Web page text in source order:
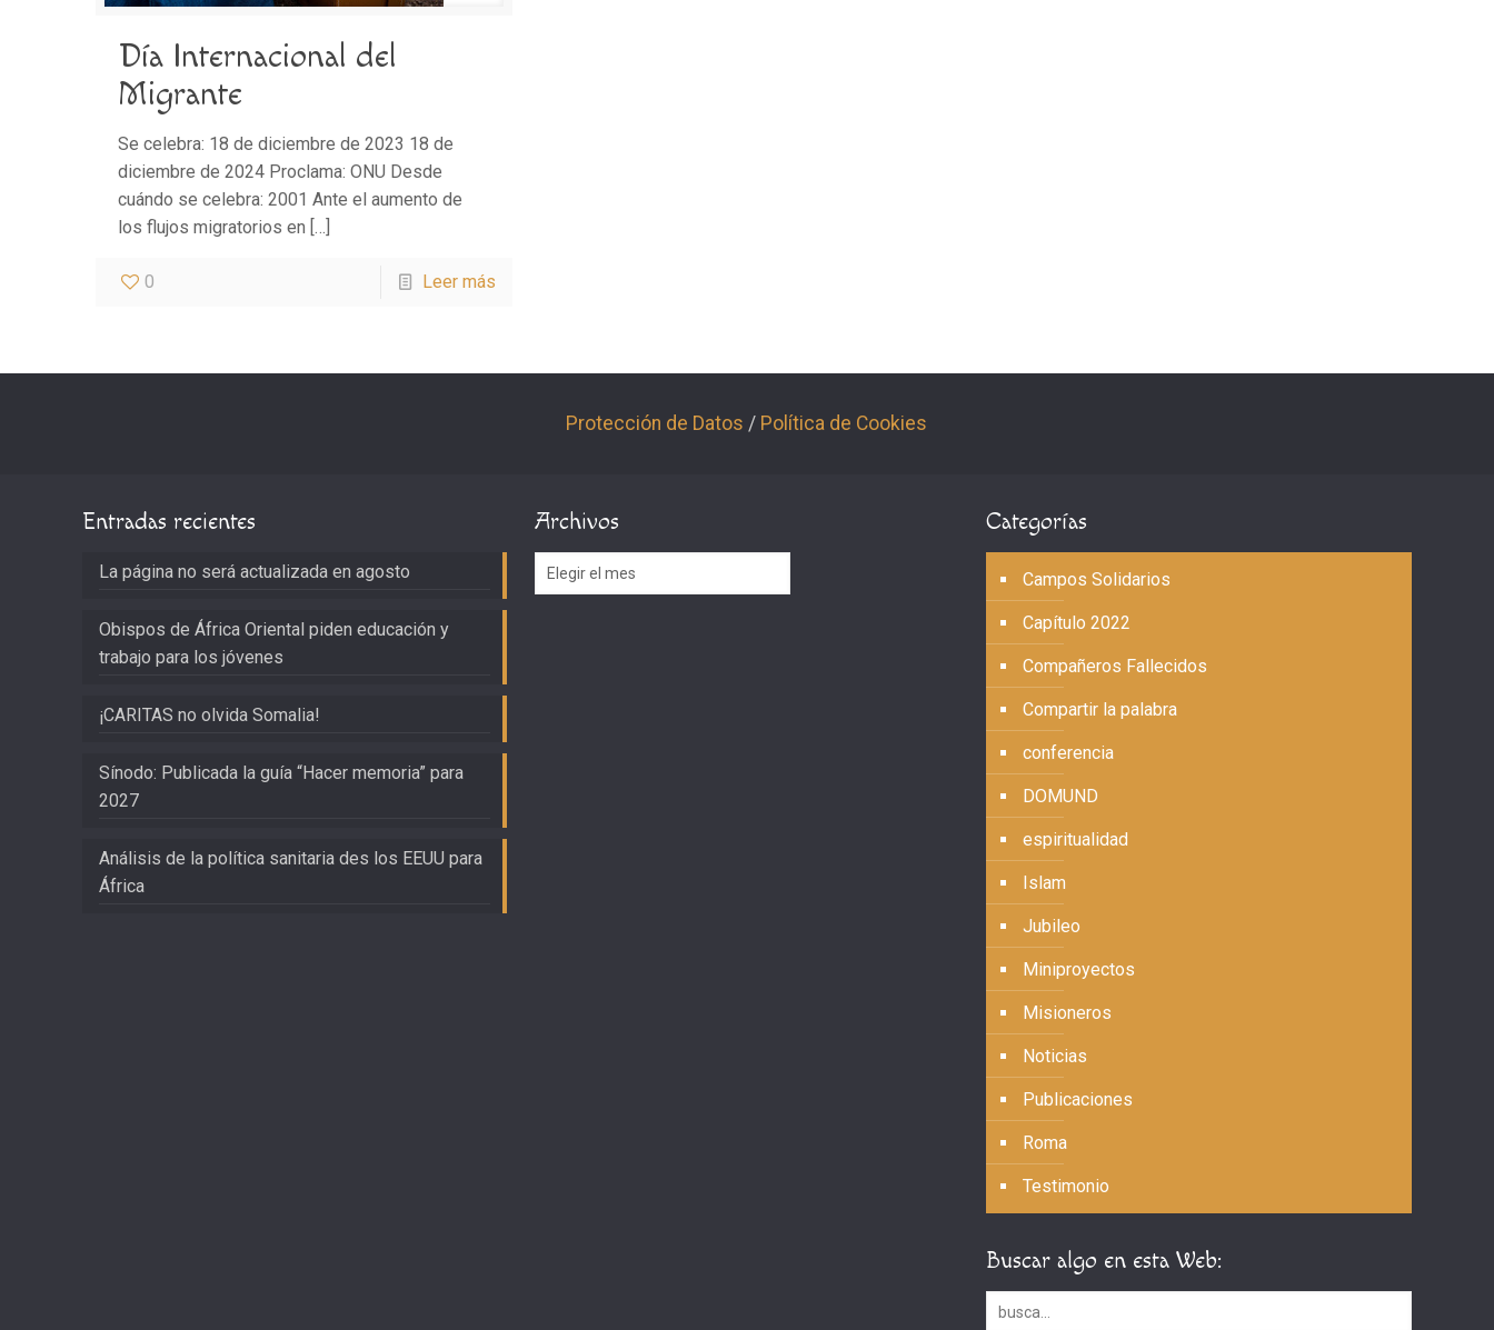
Día Internacional del
Migrante
Se celebra: 18 de diciembre de 2023 18 de
diciembre de 2024 Proclama: ONU Desde
cuándo se celebra: 2001 Ante el aumento de
los flujos migratorios en […]
0 Leer más
Protección de Datos / Política de Cookies
Entradas recientes
La página no será actualizada en agosto
Obispos de África Oriental piden educación y
trabajo para los jóvenes
¡CARITAS no olvida Somalia!
Sínodo: Publicada la guía “Hacer memoria” para
2027
Análisis de la política sanitaria des los EEUU para
África
Archivos
Archivos
Categorías
Campos Solidarios
Capítulo 2022
Compañeros Fallecidos
Compartir la palabra
conferencia
DOMUND
espiritualidad
Islam
Jubileo
Miniproyectos
Misioneros
Noticias
Publicaciones
Roma
Testimonio
Buscar algo en esta Web: